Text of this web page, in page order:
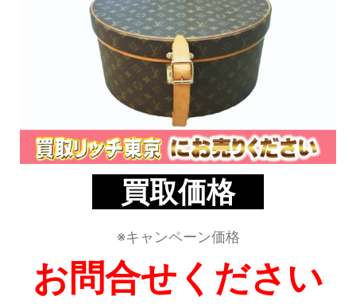
買取価格
※キャンペーン価格
お問合せください